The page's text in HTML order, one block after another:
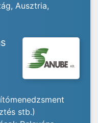
Ausztria,
stb.)